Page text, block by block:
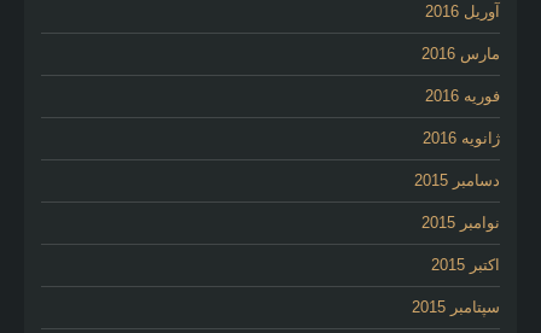
آوریل 2016
مارس 2016
فوریه 2016
ژانویه 2016
دسامبر 2015
نوامبر 2015
اکتبر 2015
سپتامبر 2015